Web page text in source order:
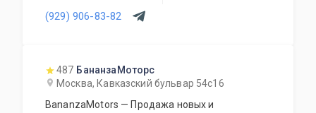
региональными клиентами. Приезжайте к нам
- квалифицированные специалисты помогут с
(929) 906-83-82
487 БананзаМоторс
Москва, Кавказский бульвар 54с16
BananzaMotors — Продажа новых и